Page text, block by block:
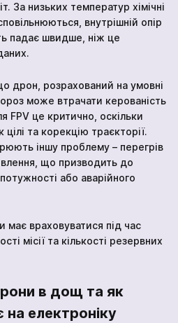
За низьких температур хімічні
внутрішній опір
падає швидше, ніж це
дрон, розрахований на умовні
може втрачати керованість
це критично, оскільки
та корекцію траєкторії.
іншу проблему – перегрів
що призводить до
або аварійного
враховуватися під час
місії та кількості резервних
в дощ та як
на електроніку